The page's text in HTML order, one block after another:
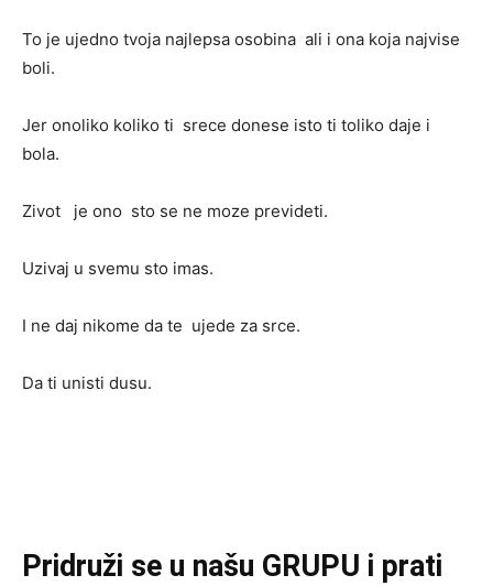
To je ujedno tvoja najlepsa osobina ali i ona koja najvise
boli.
Jer onoliko koliko ti srece donese isto ti toliko daje i
bola.
Zivot je ono sto se ne moze prevideti.
Uzivaj u svemu sto imas.
I ne daj nikome da te ujede za srce.
Da ti unisti dusu.
Pridruži se u našu GRUPU i prati